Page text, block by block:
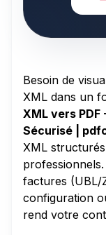
Besoin de
XML dans un
XML vers
Sécurisé |
XML
factures (UBL/
configuration
rend votre